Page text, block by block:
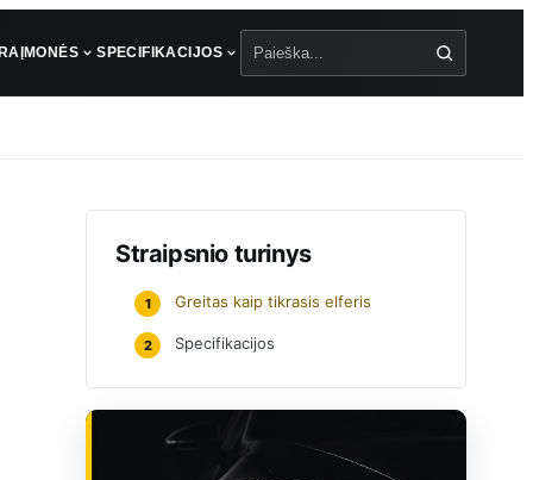
ĮMONĖS SPECIFIKACIJOS
Straipsnio turinys
1 Greitas kaip tikrasis elferis
2 Specifikacijos